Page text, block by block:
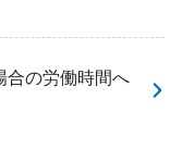
合の労働時間へ